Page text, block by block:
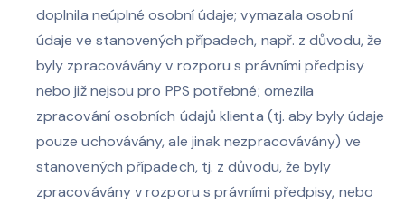
doplnila neúplné osobní údaje; vymazala osobní
údaje ve stanovených případech, např. z důvodu, že
byly zpracovávány v rozporu s právními předpisy
nebo již nejsou pro PPS potřebné; omezila
zpracování osobních údajů klienta (tj. aby byly údaje
pouze uchovávány, ale jinak nezpracovávány) ve
stanovených případech, tj. z důvodu, že byly
zpracovávány v rozporu s právními předpisy, nebo